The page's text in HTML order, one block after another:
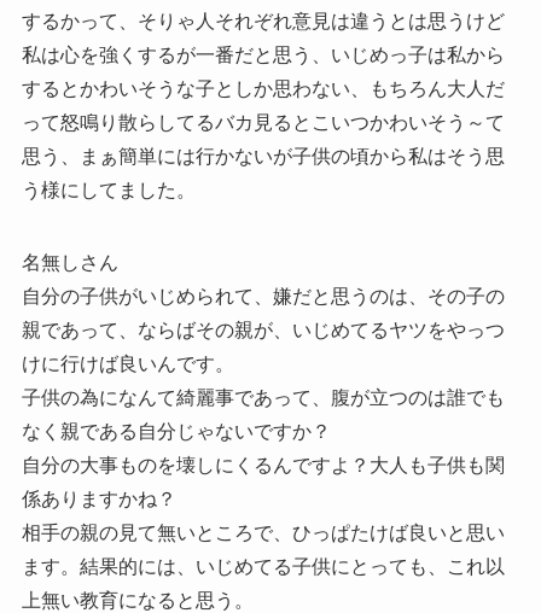
するかって、そりゃ人それぞれ意見は違うとは思うけど
私は心を強くするが一番だと思う、いじめっ子は私から
するとかわいそうな子としか思わない、もちろん大人だ
って怒鳴り散らしてるバカ見るとこいつかわいそう～て
思う、まぁ簡単には行かないが子供の頃から私はそう思
う様にしてました。
名無しさん
自分の子供がいじめられて、嫌だと思うのは、その子の
親であって、ならばその親が、いじめてるヤツをやっつ
けに行けば良いんです。
子供の為になんて綺麗事であって、腹が立つのは誰でも
なく親である自分じゃないですか？
自分の大事ものを壊しにくるんですよ？大人も子供も関
係ありますかね？
相手の親の見て無いところで、ひっぱたけば良いと思い
ます。結果的には、いじめてる子供にとっても、これ以
上無い教育になると思う。